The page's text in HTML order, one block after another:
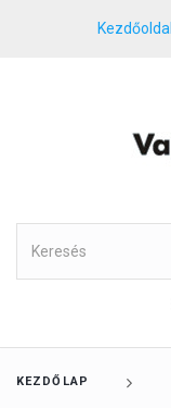
Kezdőoldal
KEZDŐLAP